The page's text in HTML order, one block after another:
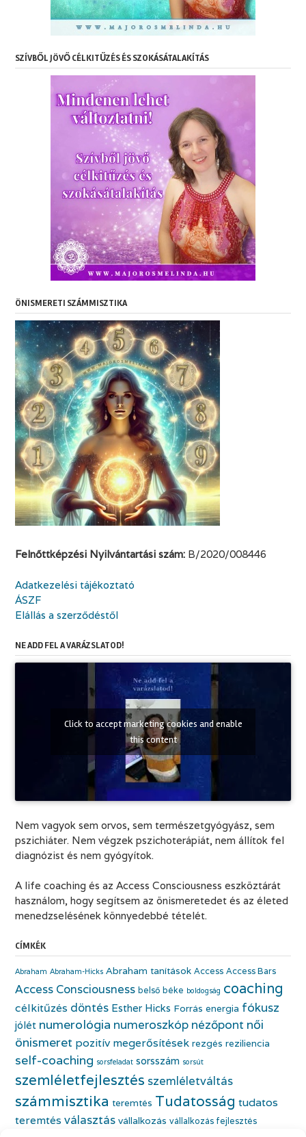
SZÍVBŐL JÖVŐ CÉLKITŰZÉS ÉS SZOKÁSÁTALAKÍTÁS
ÖNISMERETI SZÁMMISZTIKA
Felnőttképzési Nyilvántartási szám: B/2020/008446
Adatkezelési tájékoztató
ÁSZF
Elállás a szerződéstől
NE ADD FEL A VARÁZSLATOD!
Click to accept marketing cookies and enable
this content
Nem vagyok sem orvos, sem természetgyógyász, sem
pszichiáter. Nem végzek pszichoterápiát, nem állítok fel
diagnózist és nem gyógyítok.
A life coaching és az Access Consciousness eszköztárát
használom, hogy segítsem az önismeretedet és az életed
menedzselésének könnyedebbé tételét.
CÍMKÉK
Abraham Abraham-Hicks Abraham tanítások Access Access Bars
Access Consciousness belső béke boldogság coaching
célkitűzés döntés Esther Hicks Forrás energia fókusz
jólét numerológia numeroszkóp nézőpont női
önismeret pozitív megerősítések rezgés reziliencia
self-coaching sorsfeladat sorsszám sorsút
szemléletfejlesztés szemléletváltás
számmisztika teremtés Tudatosság tudatos
teremtés választás vállalkozás vállalkozás fejlesztés